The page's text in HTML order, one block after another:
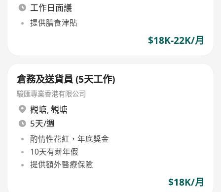
工作日面議
提供膳食津貼
$18K-22K/月
倉務及送貨員 (5天工作)
駿匯專業香港有限公司
觀塘, 觀塘
5天/週
酌情性花紅，年底獎金
10天有薪年假
提供額外醫療保險
$18K/月